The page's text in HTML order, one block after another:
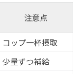
注意点
コップ一杯摂取
少量ずつ補給